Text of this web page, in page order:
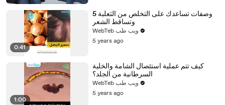
0:41
5 وصفات تساعدك على التخلص من الثعلبة
وتساقط الشعر
WebTeb ويب طب
5 years ago
1:00
كيف تتم عملية استئصال الشامة والخلية
السرطانية من الجلد؟
WebTeb ويب طب
5 years ago